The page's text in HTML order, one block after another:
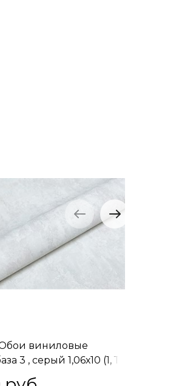
Обои виниловые
3 , серый 1,06х10 (1, Т
стыковка